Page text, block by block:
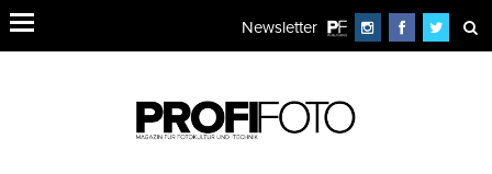
Newsletter